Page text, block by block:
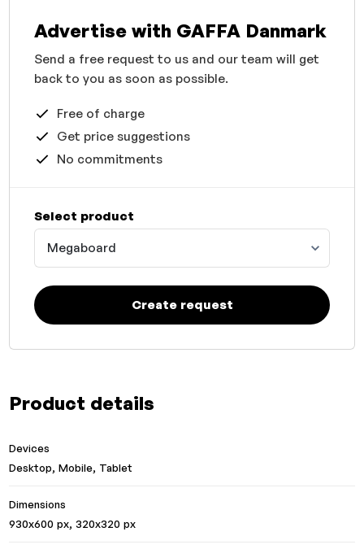
Product details
Devices
Desktop, Mobile, Tablet
Dimensions
930x600 px, 320x320 px
Advertise with GAFFA Danmark
Send a free request to us and our team will get
back to you as soon as possible.
Free of charge
Get price suggestions
No commitments
Select product
Megaboard
Create request